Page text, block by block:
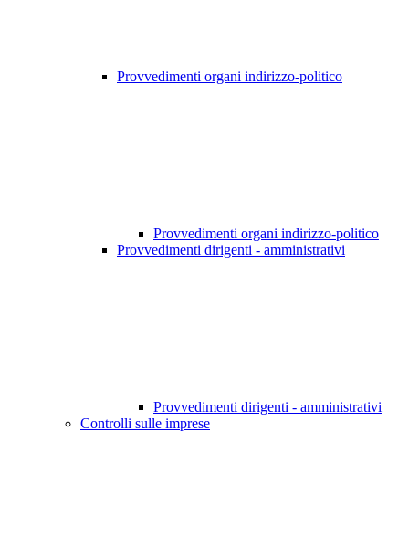
Provvedimenti organi indirizzo-politico
Provvedimenti organi indirizzo-politico
Provvedimenti dirigenti - amministrativi
Provvedimenti dirigenti - amministrativi
Controlli sulle imprese